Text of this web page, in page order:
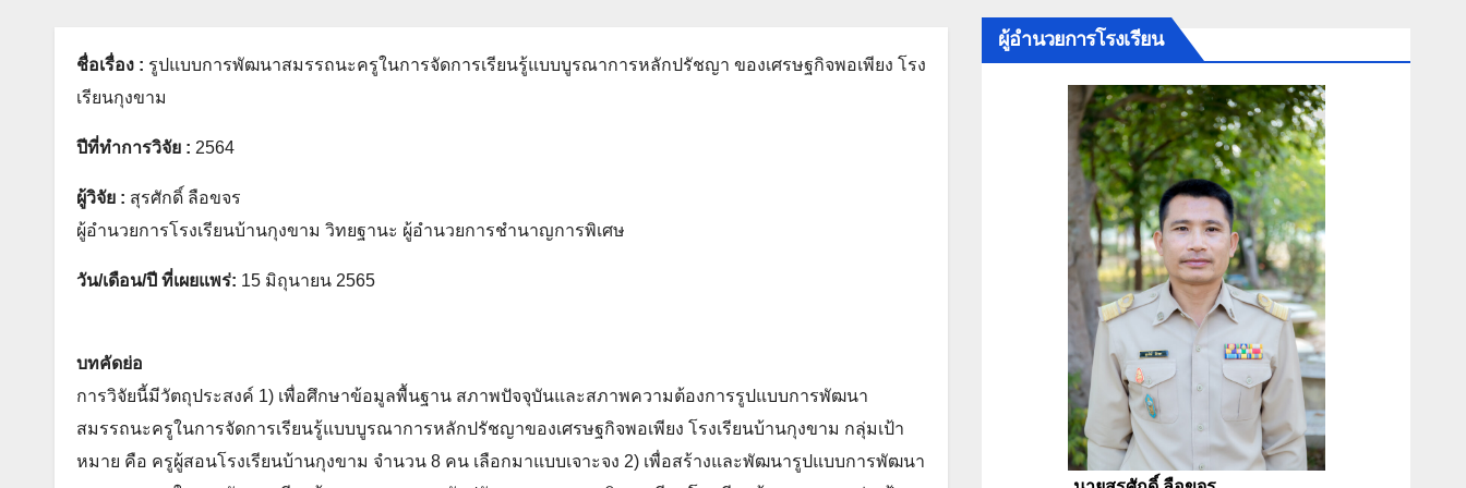
ชื่อเรื่อง : รูปแบบการพัฒนาสมรรถนะครูในการจัดการเรียนรู้แบบบูรณาการหลักปรัชญา ของเศรษฐกิจพอเพียง โรง
เรียนกุงขาม
ปีที่ทำการวิจัย : 2564
ผู้วิจัย : สุรศักดิ์ ลือขจร
ผู้อำนวยการโรงเรียนบ้านกุงขาม วิทยฐานะ ผู้อำนวยการชำนาญการพิเศษ
วัน/เดือน/ปี ที่เผยแพร่: 15 มิถุนายน 2565
บทคัดย่อ
การวิจัยนี้มีวัตถุประสงค์ 1) เพื่อศึกษาข้อมูลพื้นฐาน สภาพปัจจุบันและสภาพความต้องการรูปแบบการพัฒนา
สมรรถนะครูในการจัดการเรียนรู้แบบบูรณาการหลักปรัชญาของเศรษฐกิจพอเพียง โรงเรียนบ้านกุงขาม กลุ่มเป้า
หมาย คือ ครูผู้สอนโรงเรียนบ้านกุงขาม จำนวน 8 คน เลือกมาแบบเจาะจง 2) เพื่อสร้างและพัฒนารูปแบบการพัฒนา
ผู้อำนวยการโรงเรียน